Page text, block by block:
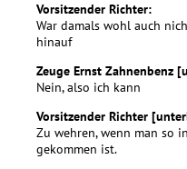
Vorsitzender Richter:
War damals wohl auch
hinauf
Zeuge Ernst Zahnenbenz
Nein, also ich kann
Vorsitzender Richter
Zu wehren, wenn man so
gekommen ist.